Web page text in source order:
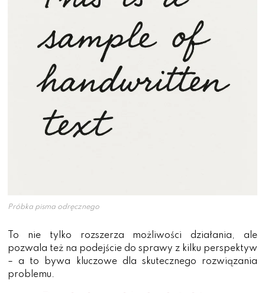
Próbka pisma odręcznego
To nie tylko rozszerza możliwości działania, ale
pozwala też na podejście do sprawy z kilku perspektyw
– a to bywa kluczowe dla skutecznego rozwiązania
problemu.